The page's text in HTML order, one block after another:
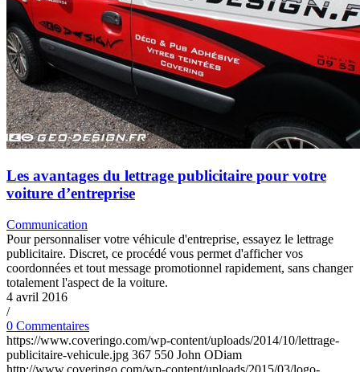
Les avantages du lettrage publicitaire pour votre
voiture d’entreprise
Communication
Pour personnaliser votre véhicule d'entreprise, essayez le lettrage
publicitaire. Discret, ce procédé vous permet d'afficher vos
coordonnées et tout message promotionnel rapidement, sans changer
totalement l'aspect de la voiture.
4 avril 2016
/
0 Commentaires
https://www.coveringo.com/wp-content/uploads/2014/10/lettrage-
publicitaire-vehicule.jpg 367 550 John ODiam
http://www.coveringo.com/wp-content/uploads/2015/03/logo-